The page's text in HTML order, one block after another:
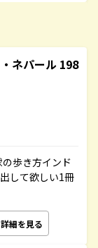
ネパール 198
歩き方インド
して欲しい1冊
詳細を見る